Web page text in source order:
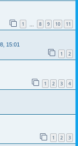
1 8 9 10 11
15:01
1 2
1 2 3 4
1 2 3